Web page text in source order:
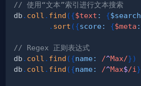
// 使用“文本”索引进行文本搜索
db . coll . find ({$text : {$search
. sort ({score: {$meta :
// Regex 正则表达式
db . coll . find ({name: /^Max/})
db . coll . find ({name: /^Max$/i }